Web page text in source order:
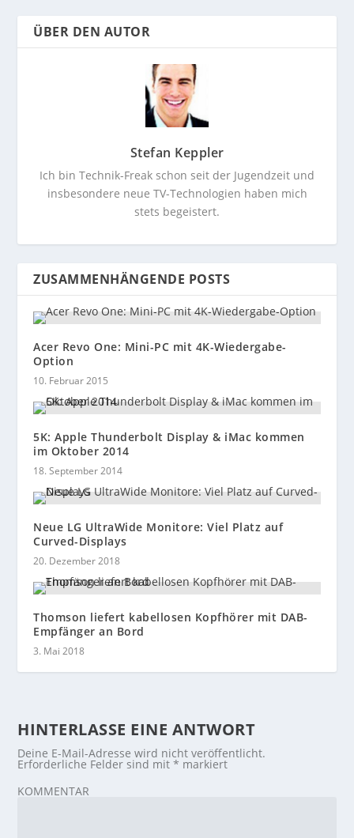
ÜBER DEN AUTOR
Stefan Keppler
Ich bin Technik-Freak schon seit der Jugendzeit und
insbesondere neue TV-Technologien haben mich
stets begeistert.
ZUSAMMENHÄNGENDE POSTS
Acer Revo One: Mini-PC mit 4K-Wiedergabe-
Option
10. Februar 2015
5K: Apple Thunderbolt Display & iMac kommen
im Oktober 2014
18. September 2014
Neue LG UltraWide Monitore: Viel Platz auf
Curved-Displays
20. Dezember 2018
Thomson liefert kabellosen Kopfhörer mit DAB-
Empfänger an Bord
3. Mai 2018
HINTERLASSE EINE ANTWORT
Deine E-Mail-Adresse wird nicht veröffentlicht.
Erforderliche Felder sind mit* markiert
KOMMENTAR